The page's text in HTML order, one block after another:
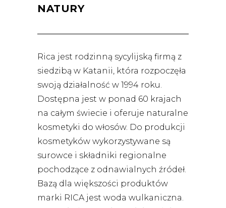
NATURY
Rica jest rodzinną sycylijską firmą z
siedzibą w Katanii, która rozpoczęła
swoją działalność w 1994 roku.
Dostępna jest w ponad 60 krajach
na całym świecie i oferuje naturalne
kosmetyki do włosów. Do produkcji
kosmetyków wykorzystywane są
surowce i składniki regionalne
pochodzące z odnawialnych źródeł.
Bazą dla większości produktów
marki RICA jest woda wulkaniczna.